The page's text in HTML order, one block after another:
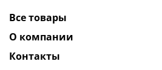
Все товары
О компании
Контакты